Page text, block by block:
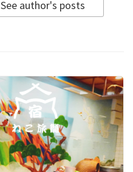
See author's posts